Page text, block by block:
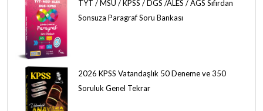
TYT / MSÜ / KPSS / DGS /ALES / AGS Sıfırdan
Sonsuza Paragraf Soru Bankası
2026 KPSS Vatandaşlık 50 Deneme ve 350
Soruluk Genel Tekrar